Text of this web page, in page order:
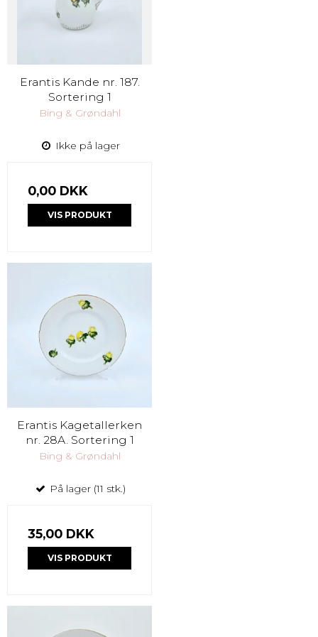
Erantis Kande nr. 187.
Sortering 1
Bing & Grøndahl
Ikke på lager
0,00 DKK
VIS PRODUKT
Erantis Kagetallerken
nr. 28A. Sortering 1
Bing & Grøndahl
På lager (11 stk.)
35,00 DKK
VIS PRODUKT